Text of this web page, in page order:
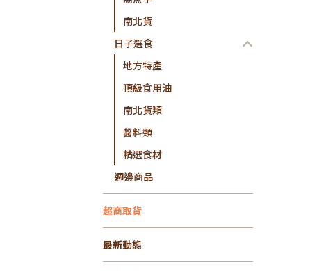
南北貨
日子選食
地方特產
頂級食用油
南北貨類
醬料類
精選食材
週邊商品
超商取貨
最新動態